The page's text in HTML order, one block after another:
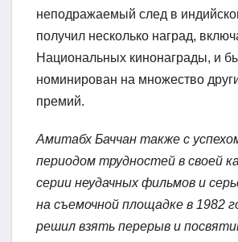
неподражаемый след в
получил несколько наград,
Национальных кинонаграды, и
номинирован на множество
премий.
Амитабх Баччан также с
периодом трудностей в своей
серии неудачных фильмов и
на съемочной площадке в 1982
решил взять перерыв и